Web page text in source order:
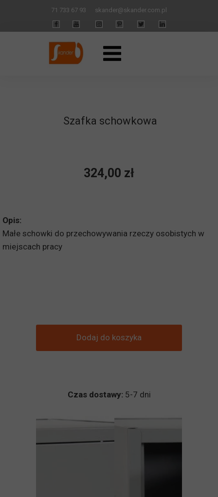
71 733 67 93 skander@skander.com.pl
Szafka schowkowa
324,00 zł
Opis:
Małe schowki do przechowywania rzeczy osobistych w
miejscach pracy
Dodaj do koszyka
Czas dostawy: 5-7 dni